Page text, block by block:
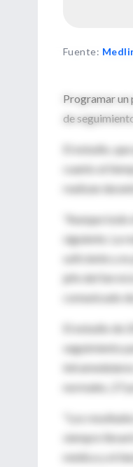
Fuente:
Programar
de
El estudio,
cuanto al
realizan
"Aunque
siguiente. La
suficiente y
jefe del
comunicado
El estudio
seguimiento
normales, 27
"Los
siempre
médica y el